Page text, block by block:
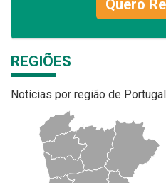
Quero
REGIÕES
Notícias por região de Portugal